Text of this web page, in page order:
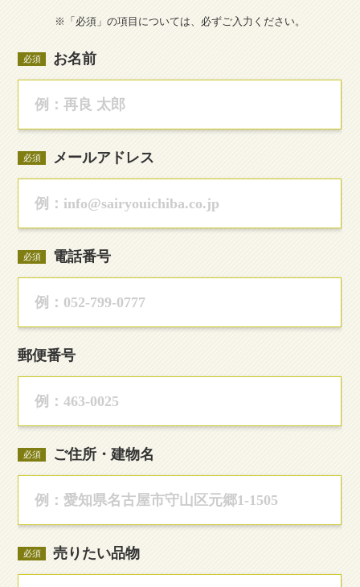
※「必須」の項目については、必ずご入力ください。
必須 お名前
必須 メールアドレス
必須 電話番号
郵便番号
必須 ご住所・建物名
必須 売りたい品物